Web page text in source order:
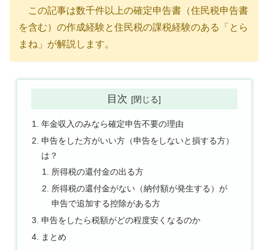
この記事は数千件以上の確定申告書（住民税申告書
を含む）の作成経験と住民税の課税経験のある「とら
まね」が解説します。
目次
年金収入のみなら確定申告不要の理由
申告をした方がいい方（申告をしないと損する方）
は？
所得税の還付金の出る方
所得税の還付金がない（納付額が発生する）が
申告で追加する控除がある方
申告をしたら税額がどの程度安くなるのか
まとめ